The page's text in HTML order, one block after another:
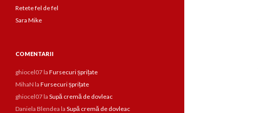
Retete fel de fel
Sara Mike
COMENTARII
ghiocel07la Fursecuri șprițate
MihaN la Fursecuri șprițate
ghiocel07la Supă cremă de dovleac
Daniela Blendea la Supă cremă de dovleac